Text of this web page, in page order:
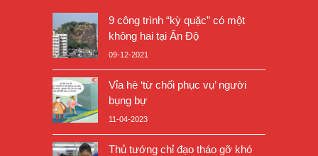
9 công trình “kỳ quặc” có một
không hai tại Ấn Độ
09-12-2021
Vỉa hè ‘từ chối phục vụ’ người
bụng bự
11-04-2023
Thủ tướng chỉ đạo tháo gỡ khó